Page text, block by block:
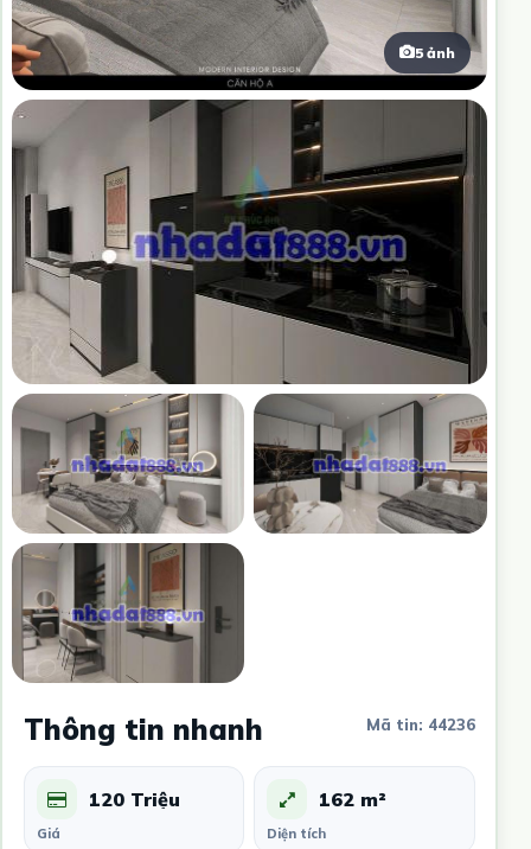
5 ảnh
Thông tin nhanh Mã tin: 44236
120 Triệu
Giá
162 m²
Diện tích